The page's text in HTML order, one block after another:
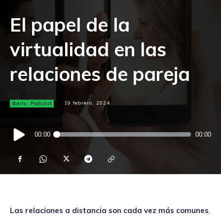
El papel de la
virtualidad en las
relaciones de pareja
Bello Podcast 19 febrero, 2024
Reproductor
de
00:00 00:00
Las relaciones a distancia son cada vez más comunes